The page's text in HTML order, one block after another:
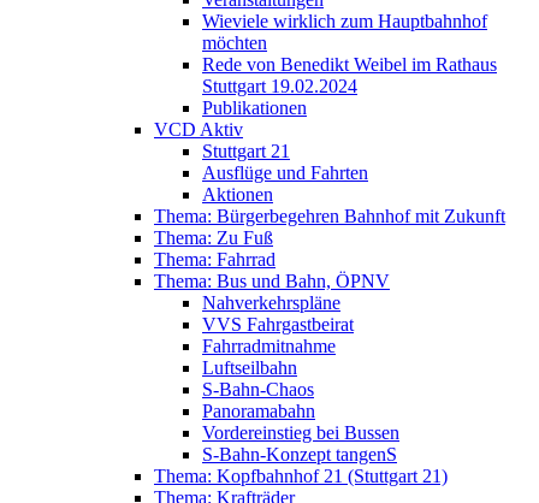
Wieviele wirklich zum Hauptbahnhof
möchten
Rede von Benedikt Weibel im Rathaus
Stuttgart 19.02.2024
Publikationen
VCD Aktiv
Stuttgart 21
Ausflüge und Fahrten
Aktionen
Thema: Bürgerbegehren Bahnhof mit Zukunft
Thema: Zu Fuß
Thema: Fahrrad
Thema: Bus und Bahn, ÖPNV
Nahverkehrspläne
VVS Fahrgastbeirat
Fahrradmitnahme
Luftseilbahn
S-Bahn-Chaos
Panoramabahn
Vordereinstieg bei Bussen
S-Bahn-Konzept tangenS
Thema: Kopfbahnhof 21 (Stuttgart 21)
Thema: Krafträder